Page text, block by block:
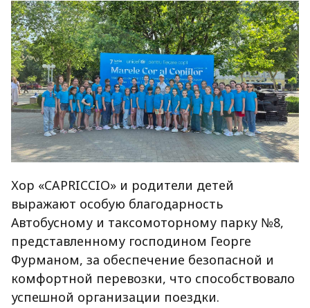
Хор «CAPRICCIO» и родители детей
выражают особую благодарность
Автобусному и таксомоторному парку №8,
представленному господином Георге
Фурманом, за обеспечение безопасной и
комфортной перевозки, что способствовало
успешной организации поездки.